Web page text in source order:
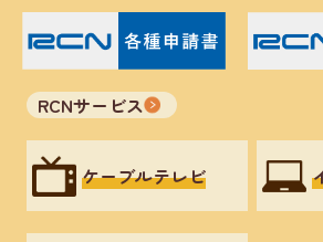
RCNサービス
ケーブルテレビ